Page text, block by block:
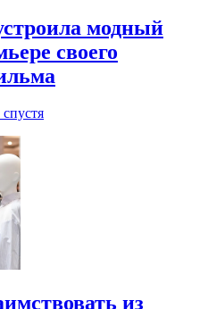
модный
своего
из